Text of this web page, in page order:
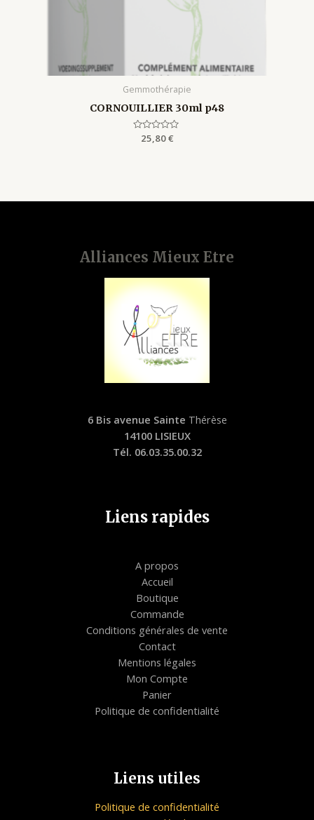
Gemmothérapie
CORNOUILLIER 30ml p48
Rated
25,80€
Alliances Mieux Etre
6 Bis avenue Sainte Thérèse
14100 LISIEUX
Tél. 06.03.35.00.32
Liens rapides
A propos
Accueil
Boutique
Commande
Conditions générales de vente
Contact
Mentions légales
Mon Compte
Panier
Politique de confidentialité
Liens utiles
Politique de confidentialité